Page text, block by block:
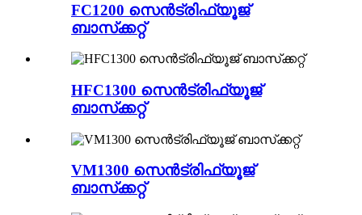
FC1200 സെൻട്രിഫ്യൂജ്
ബാസ്‌ക്കറ്റ്
HFC1300 സെൻട്രിഫ്യൂജ്
ബാസ്‌ക്കറ്റ്
VM1300 സെൻട്രിഫ്യൂജ്
ബാസ്‌ക്കറ്റ്